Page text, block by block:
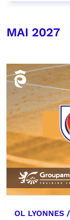
MAI 2027
OL LYONNES